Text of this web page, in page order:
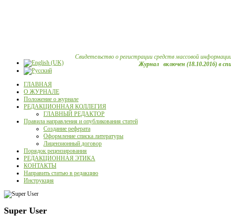
Свидетельство о регистрации средств массовой
Журнал включен (18.10.2016) в
ГЛАВНАЯ
О ЖУРНАЛЕ
Положение о журнале
РЕДАКЦИОННАЯ КОЛЛЕГИЯ
ГЛАВНЫЙ РЕДАКТОР
Правила направления и опубликования статей
Создание реферата
Оформление списка литературы
Лицензионный договор
Порядок рецензирования
РЕДАКЦИОННАЯ ЭТИКА
КОНТАКТЫ
Направить статью в редакцию
Инструкция
Super User